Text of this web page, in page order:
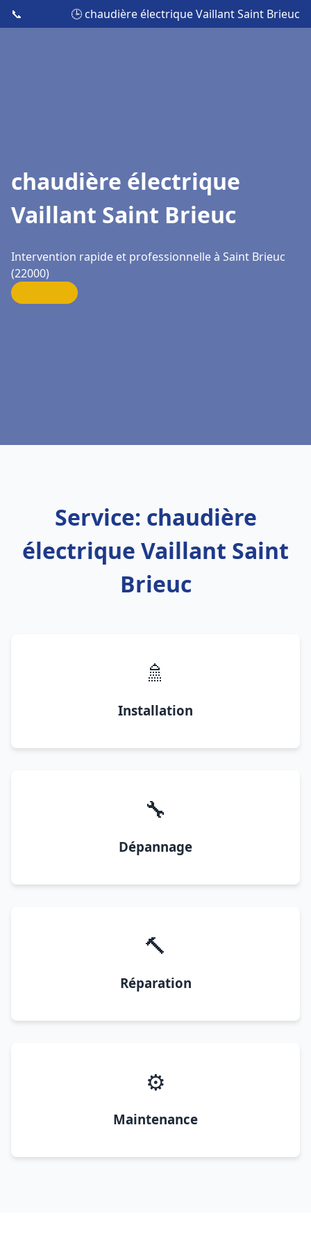
📞 🕒 chaudière électrique Vaillant Saint Brieuc
chaudière électrique
Vaillant Saint Brieuc
Intervention rapide et professionnelle à Saint Brieuc
(22000)
Service: chaudière
électrique Vaillant Saint
Brieuc
🚿
Installation
🔧
Dépannage
🔨
Réparation
⚙️
Maintenance